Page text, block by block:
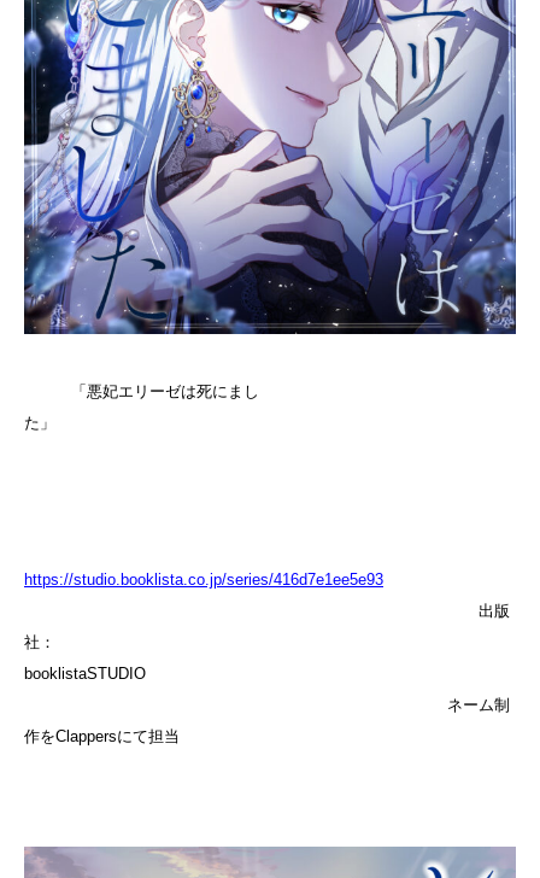
「悪妃エリーゼは死にまし
た」
https://studio.booklista.co.jp/series/416d7e1ee5e93
出版
社：
booklistaSTUDIO
ネーム制
作をClappersにて担当